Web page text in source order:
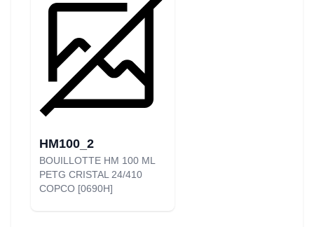
HM100_2
BOUILLOTTE HM 100 ML
PETG CRISTAL 24/410
COPCO [0690H]